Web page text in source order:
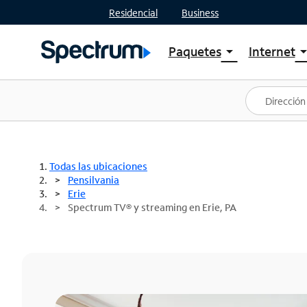
Residencial Business
Paquetesarrow_drop_down
Ver paquetes
Spectrum One
Mejores ofertas
Internetarrow_drop_down
Planes
Todas las ubicaciones
Pensilvania
Erie
Spectrum TV® y streaming en Erie, PA